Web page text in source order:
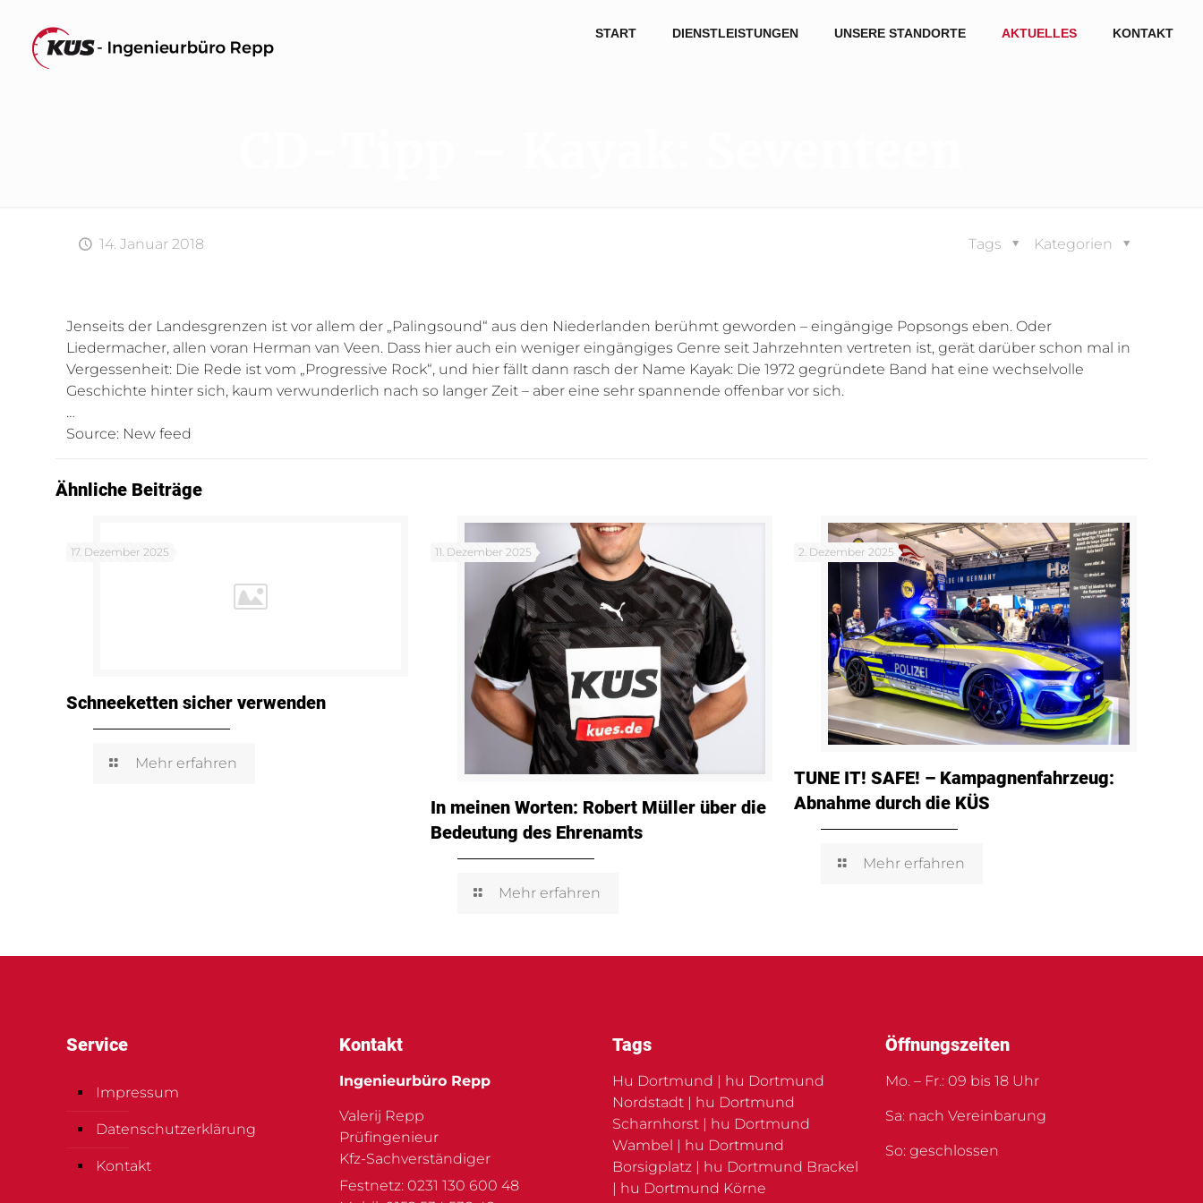
START DIENSTLEISTUNGEN UNSERE STANDORTE AKTUELLES KONTAKT
14. Januar 2018 Kategorien
Tags
Jenseits der Landesgrenzen ist vor allem der „Palingsound“ aus den Niederlanden berühmt geworden – eingängige Popsongs eben. Oder
Liedermacher, allen voran Herman van Veen. Dass hier auch ein weniger eingängiges Genre seit Jahrzehnten vertreten ist, gerät darüber schon mal in
Vergessenheit: Die Rede ist vom „Progressive Rock“, und hier fällt dann rasch der Name Kayak: Die 1972 gegründete Band hat eine wechselvolle
Geschichte hinter sich, kaum verwunderlich nach so langer Zeit – aber eine sehr spannende offenbar vor sich.
…
Source: New feed
Ähnliche Beiträge
17. Dezember 2025
Schneeketten sicher verwenden
Mehr erfahren
11. Dezember 2025
In meinen Worten: Robert Müller über die
Bedeutung des Ehrenamts
Mehr erfahren
2. Dezember 2025
TUNE IT! SAFE! – Kampagnenfahrzeug:
Abnahme durch die KÜS
Mehr erfahren
Service
Impressum
Datenschutzerklärung
Kontakt
Kontakt
Ingenieurbüro Repp
Valerij Repp
Prüfingenieur
Kfz-Sachverständiger
Festnetz: 0231 130 600 48
Tags
Hu Dortmund | hu Dortmund
Nordstadt | hu Dortmund
Scharnhorst | hu Dortmund
Wambel | hu Dortmund
Borsigplatz | hu Dortmund Brackel
| hu Dortmund Körne
Öffnungszeiten
Mo. – Fr.: 09 bis 18 Uhr
Sa: nach Vereinbarung
So: geschlossen